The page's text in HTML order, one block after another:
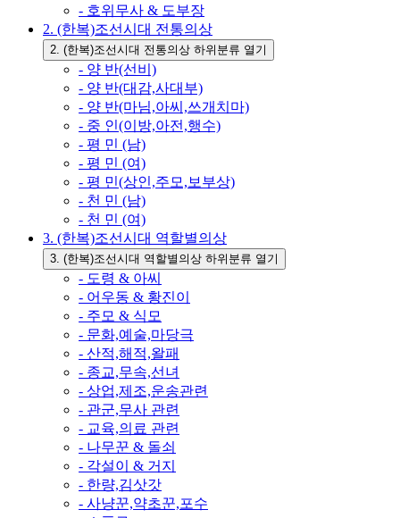
- 호위무사 & 도부장
2. (한복)조선시대 전통의상
2. (한복)조선시대 전통의상 하위분류 열기
- 양 반(선비)
- 양 반(대감,사대부)
- 양 반(마님,아씨,쓰개치마)
- 중 인(이방,아전,행수)
- 평 민 (남)
- 평 민 (여)
- 평 민(상인,주모,보부상)
- 천 민 (남)
- 천 민 (여)
3. (한복)조선시대 역할별의상
3. (한복)조선시대 역할별의상 하위분류 열기
- 도령 & 아씨
- 어우동 & 황진이
- 주모 & 식모
- 문화,예술,마당극
- 산적,해적,왈패
- 종교,무속,선녀
- 상업,제조,운송관련
- 관군,무사 관련
- 교육,의료 관련
- 나무꾼 & 돌쇠
- 각설이 & 거지
- 한량,김삿갓
- 사냥꾼,약초꾼,포수